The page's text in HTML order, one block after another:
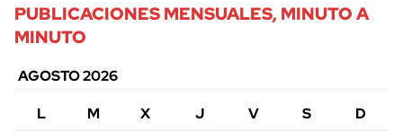
PUBLICACIONES MENSUALES, MINUTO A
MINUTO
AGOSTO 2026
L
M X J V S D